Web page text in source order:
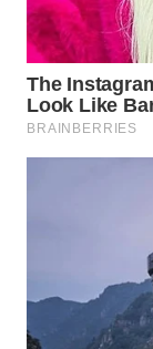
WN
SEMARANG
WN
SOLO
MADURA